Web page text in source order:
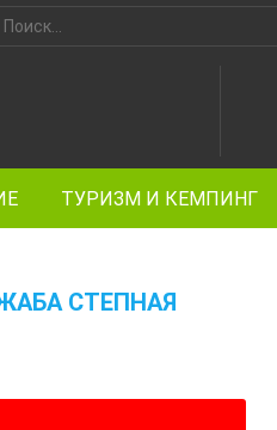
ТУРИЗМ И КЕМПИНГ
СТЕПНАЯ